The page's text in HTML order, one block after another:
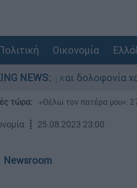
Οικονομία
NEWS:
και δολοφονία
τώρα: «Θέλω τον πατέρα μου»:
┋ 25.08.2023 23:00
Newsroom